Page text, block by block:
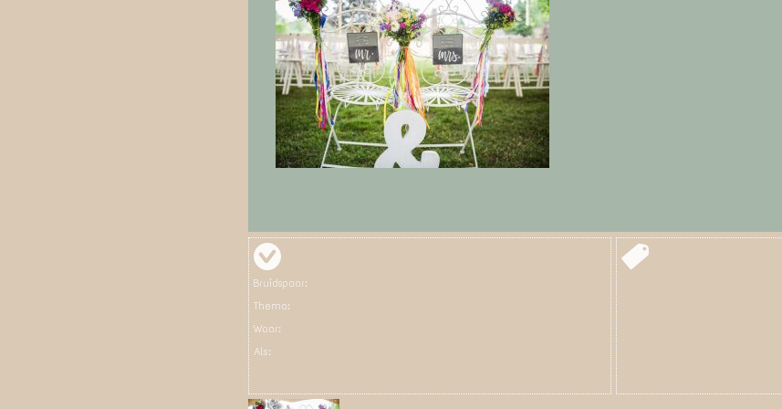
Bruidspaar:
Thema:
Waar:
Als: